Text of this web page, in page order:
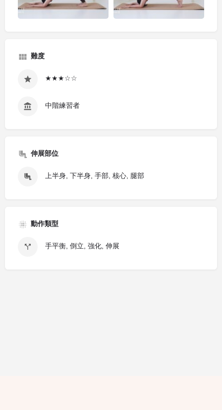
難度
★★★☆☆
中階練習者
伸展部位
上半身, 下半身, 手部, 核心, 腿部
動作類型
手平衡, 倒立, 強化, 伸展